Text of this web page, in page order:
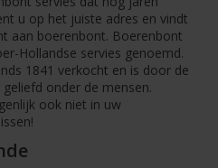
u op het juiste adres en vindt
aan boerenbont. Boerenbont
Hollandse servies genoemd.
1841 verkocht en is door de
onder de mensen.
ook niet in uw